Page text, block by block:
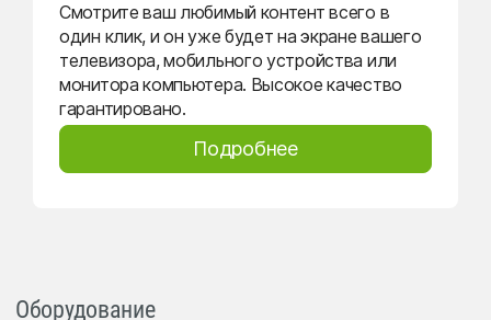
Смотрите ваш любимый контент всего в
один клик, и он уже будет на экране вашего
телевизора, мобильного устройства или
монитора компьютера. Высокое качество
гарантировано.
Подробнее
Оборудование